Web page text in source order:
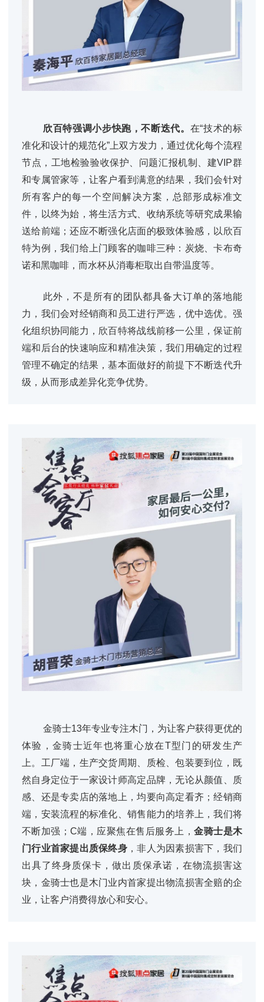
欣百特强调小步快跑，不断迭代。 在“技术的标
准化和设计的规范化”上双方发力，通过优化每个流程
节点，工地检验验收保护、问题汇报机制、建VIP群
和专属管家等，让客户看到满意的结果，我们会针对
所有客户的每一个空间解决方案，总部形成标准文
件，以终为始，将生活方式、收纳系统等研究成果输
送给前端；还应不断强化店面的极致体验感，以欣百
特为例，我们给上门顾客的咖啡三种：炭烧、卡布奇
诺和黑咖啡，而水杯从消毒柜取出自带温度等。
此外，不是所有的团队都具备大订单的落地能
力，我们会对经销商和员工进行严选，优中选优。强
化组织协同能力，欣百特将战线前移一公里，保证前
端和后台的快速响应和精准决策，我们用确定的过程
管理不确定的结果，基本面做好的前提下不断迭代升
级，从而形成差异化竞争优势。
金骑士13年专业专注木门，为让客户获得更优的
体验，金骑士近年也将重心放在T型门的研发生产
上。工厂端，生产交货周期、质检、包装要到位，既
然自身定位于一家设计师高定品牌，无论从颜值、质
感、还是专卖店的落地上，均要向高定看齐；经销商
端，安装流程的标准化、销售能力的培养上，我们将
不断加强；C端，应聚焦在售后服务上，金骑士是木
门行业首家提出质保终身 ，非人为因素损害下，我们
出具了终身质保卡，做出质保承诺，在物流损害这
块，金骑士也是木门业内首家提出物流损害全赔的企
业，让客户消费得放心和安心。